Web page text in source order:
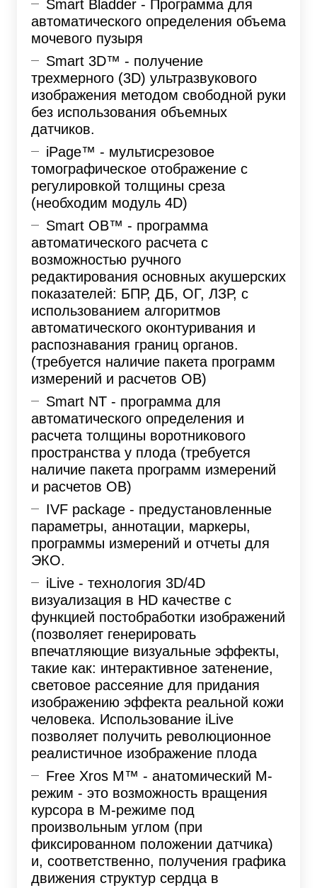
Smart Bladder - Программа для
автоматического определения объема
мочевого пузыря
Smart 3D™ - получение
трехмерного (3D) ультразвукового
изображения методом свободной руки
без использования объемных
датчиков.
iPage™ - мультисрезовое
томографическое отображение с
регулировкой толщины среза
(необходим модуль 4D)
Smart OB™ - программа
автоматического расчета с
возможностью ручного
редактирования основных акушерских
показателей: БПР, ДБ, ОГ, ЛЗР, с
использованием алгоритмов
автоматического оконтуривания и
распознавания границ органов.
(требуется наличие пакета программ
измерений и расчетов OB)
Smart NT - программа для
автоматического определения и
расчета толщины воротникового
пространства у плода (требуется
наличие пакета программ измерений
и расчетов OB)
IVF package - предустановленные
параметры, аннотации, маркеры,
программы измерений и отчеты для
ЭКО.
iLive - технология 3D/4D
визуализация в HD качестве с
функцией постобработки изображений
(позволяет генерировать
впечатляющие визуальные эффекты,
такие как: интерактивное затенение,
световое рассеяние для придания
изображению эффекта реальной кожи
человека. Использование iLive
позволяет получить революционное
реалистичное изображение плода
Free Xros M™ - анатомический М-
режим - это возможность вращения
курсора в М-режиме под
произвольным углом (при
фиксированном положении датчика)
и, соответственно, получения графика
движения структур сердца в